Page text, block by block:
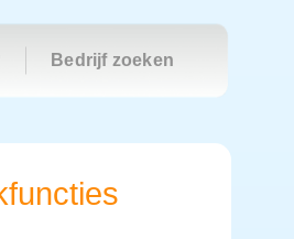
Bedrijf zoeken